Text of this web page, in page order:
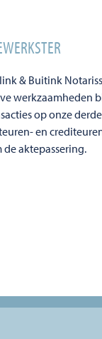
& Buitink
werkzaamheden
op onze
en
aktepassering.